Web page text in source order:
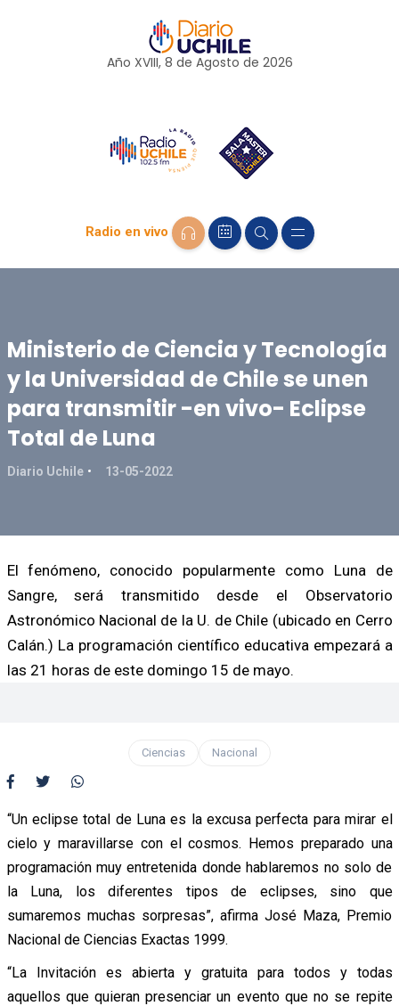
Año XVIII, 8 de Agosto de 2026
Radio en vivo
Ministerio de Ciencia y Tecnología
y la Universidad de Chile se unen
para transmitir -en vivo- Eclipse
Total de Luna
Diario Uchile 13-05-2022
El fenómeno, conocido popularmente como Luna de
Sangre, será transmitido desde el Observatorio
Astronómico Nacional de la U. de Chile (ubicado en Cerro
Calán.) La programación científico educativa empezará a
las 21 horas de este domingo 15 de mayo.
Ciencias Nacional
“Un eclipse total de Luna es la excusa perfecta para mirar el
cielo y maravillarse con el cosmos. Hemos preparado una
programación muy entretenida donde hablaremos no solo de
la Luna, los diferentes tipos de eclipses, sino que
sumaremos muchas sorpresas”, afirma José Maza, Premio
Nacional de Ciencias Exactas 1999.
“La Invitación es abierta y gratuita para todos y todas
aquellos que quieran presenciar un evento que no se repite